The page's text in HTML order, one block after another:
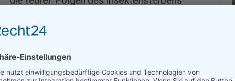
Umwelt, Wirtschaft und Gesellschaft massiv